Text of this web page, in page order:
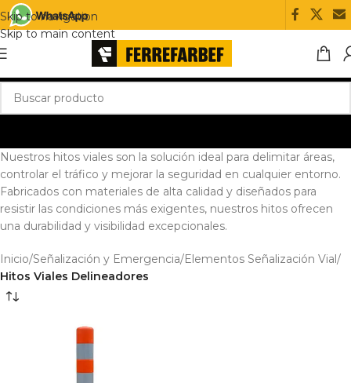
Skip to navigation
Skip to main content
Nuestros hitos viales son la solución ideal para delimitar áreas,
controlar el tráfico y mejorar la seguridad en cualquier entorno.
Fabricados con materiales de alta calidad y diseñados para
resistir las condiciones más exigentes, nuestros hitos ofrecen
una durabilidad y visibilidad excepcionales.
Inicio/Señalización y Emergencia/Elementos Señalización Vial/
Hitos Viales Delineadores